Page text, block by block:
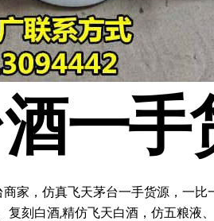
一手
家，仿真飞天茅台一手货源，一比
刻白酒,精仿飞天白酒，仿五粮液